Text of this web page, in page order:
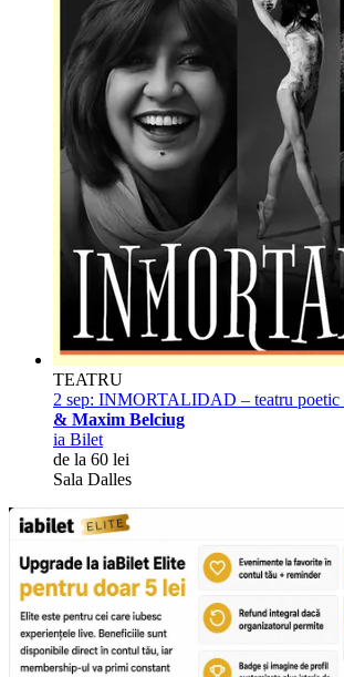
TEATRU
2 sep: INMORTALIDAD – teatru poetic
& Maxim Belciug
ia Bilet
de la 60 lei
Sala Dalles